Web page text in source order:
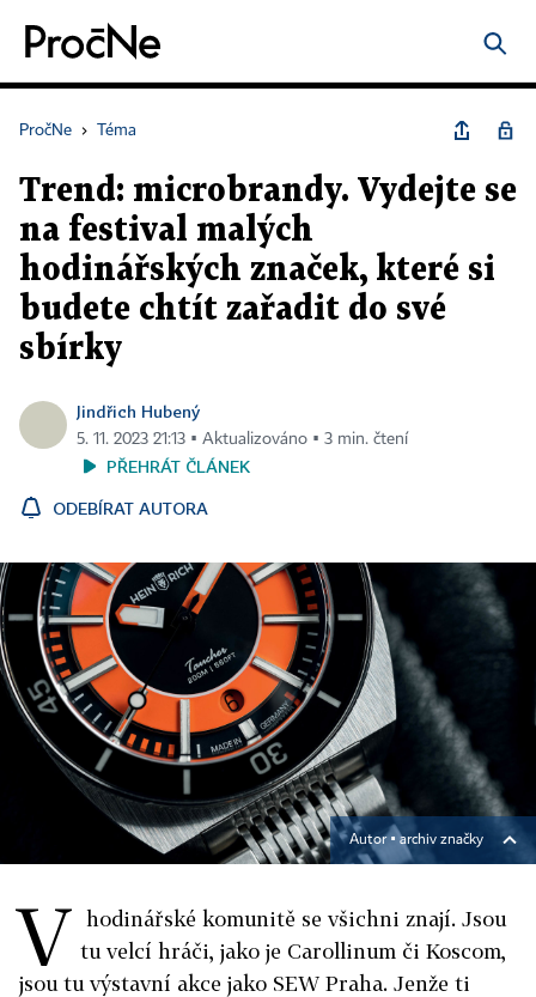
PročNe › Téma
Trend: microbrandy. Vydejte se
na festival malých
hodinářských značek, které si
budete chtít zařadit do své
sbírky
Jindřich Hubený
5. 11. 2023 21:13 ▪ Aktualizováno ▪ 3 min. čtení
PŘEHRÁT ČLÁNEK
ODEBÍRAT AUTORA
Autor ▪ archiv značky
V hodinářské komunitě se všichni znají. Jsou
tu velcí hráči, jako je Carollinum či Koscom,
jsou tu výstavní akce jako SEW Praha. Jenže ti